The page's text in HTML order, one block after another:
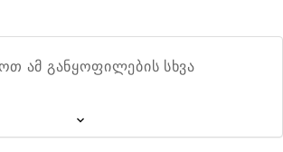
ამ განყოფილების სხვა